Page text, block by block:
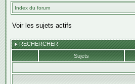
Index du forum
Voir les sujets actifs
RECHERCHER
Sujets